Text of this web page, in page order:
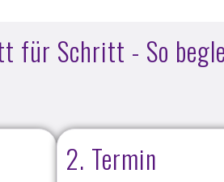
für Schritt - So
2. Termin